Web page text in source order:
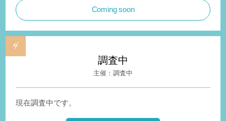
Coming soon
調査中
調査中
現在調査中です。